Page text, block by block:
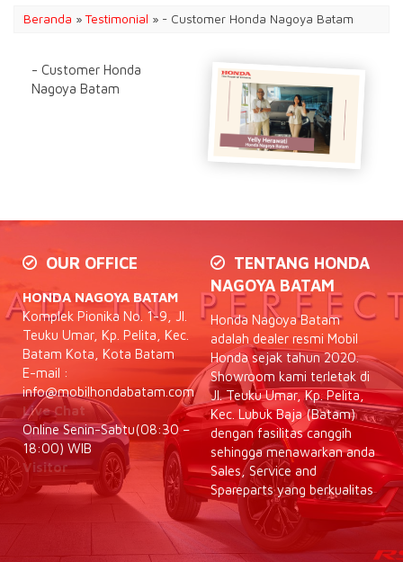
Beranda »Testimonial » - Customer Honda Nagoya Batam
- Customer Honda
Nagoya Batam
OUR OFFICE
HONDA NAGOYA BATAM
Komplek Pionika No. 1-9, Jl.
Teuku Umar, Kp. Pelita, Kec.
Batam Kota, Kota Batam
E-mail :
info@mobilhondabatam.com
Live Chat
Online Senin-Sabtu(08:30 –
18:00) WIB
Visitor
TENTANG HONDA
NAGOYA BATAM
Honda Nagoya Batam
adalah dealer resmi Mobil
Honda sejak tahun 2020.
Showroom kami terletak di
Jl. Teuku Umar, Kp. Pelita,
Kec. Lubuk Baja (Batam)
dengan fasilitas canggih
sehingga menawarkan anda
Sales, Service and
Spareparts yang berkualitas